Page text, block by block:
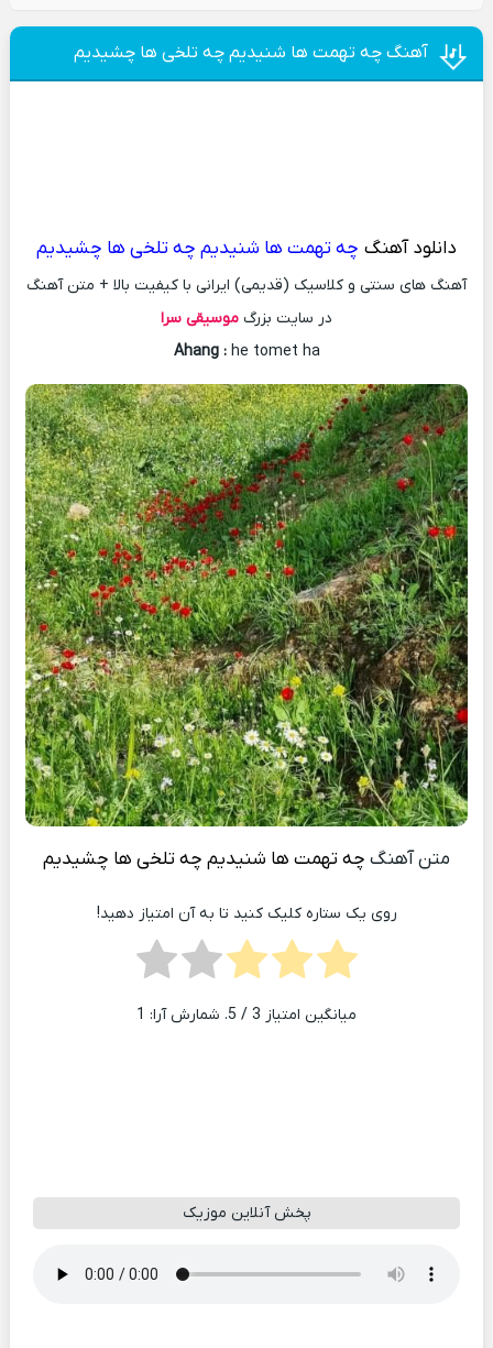
آهنگ چه تهمت ها شنیدیم چه تلخی ها چشیدیم
دانلود آهنگ چه تهمت ها شنیدیم چه تلخی ها چشیدیم
آهنگ های سنتی و کلاسیک (قدیمی) ایرانی با کیفیت بالا + متن آهنگ
در سایت بزرگ موسیقی سرا
Ahang :he tomet ha
متن آهنگ چه تهمت ها شنیدیم چه تلخی ها چشیدیم
روی یک ستاره کلیک کنید تا به آن امتیاز دهید!
میانگین امتیاز 3 / 5. شمارش آرا: 1
پخش آنلاین موزیک